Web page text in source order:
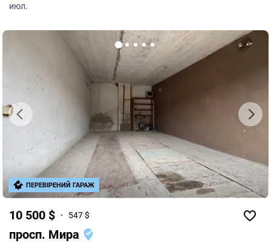
июл.
10 500 $ 547 $
просп. Мира
ПЕРЕВІРЕНИЙ ГАРАЖ